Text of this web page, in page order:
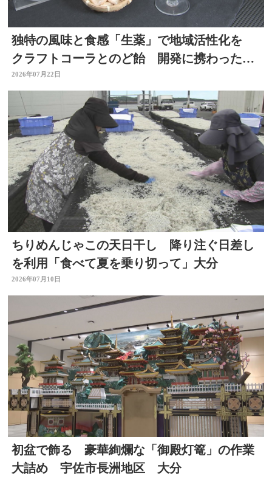
独特の風味と食感「生薬」で地域活性化を
クラフトコーラとのど飴 開発に携わった薬
剤師の思いは 大分
2026年07月22日
ちりめんじゃこの天日干し 降り注ぐ日差し
を利用「食べて夏を乗り切って」大分
2026年07月10日
初盆で飾る 豪華絢爛な「御殿灯篭」の作業
大詰め 宇佐市長洲地区 大分